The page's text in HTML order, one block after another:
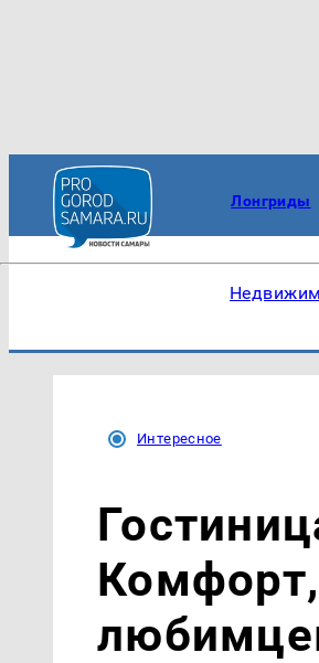
Лонгриды
Интересное